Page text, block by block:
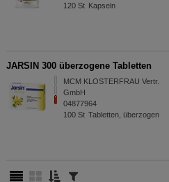
120 St Kapseln
JARSIN 300 überzogene Tabletten
MCM KLOSTERFRAU Vertr.
GmbH
04877964
100 St Tabletten, überzogen